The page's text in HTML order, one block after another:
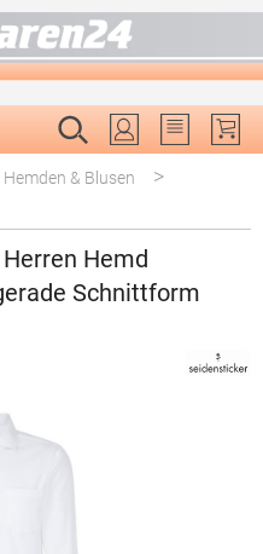
Du hast 0
Hemden & Blusen >
Hemd
Schnittform